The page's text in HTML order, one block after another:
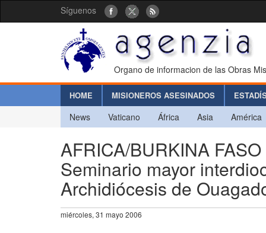
Síguenos
Organo de informacion de las Obras
HOME MISIONEROS ASESINADOS
News Vaticano África Asia América
AFRICA/BURKINA
Seminario mayor
Archidiócesis de
miércoles, 31 mayo 2006